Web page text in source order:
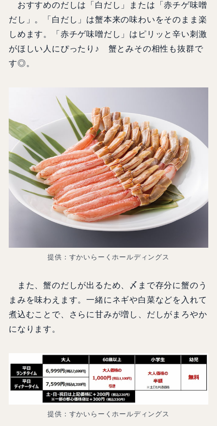
おすすめのだしは「白だし」または「赤チゲ味噌
だし」。「白だし」は蟹本来の味わいをそのまま楽
しめます。「赤チゲ味噌だし」はピリッと辛い刺激
がほしい人にぴったり♪ 蟹とみその相性も抜群で
す◎。
提供：すかいらーくホールディングス
また、蟹のだしが出るため、〆まで存分に蟹のう
まみを味わえます。一緒にネギや白菜などを入れて
煮込むことで、さらに甘みが増し、だしがまろやか
になります。
提供：すかいらーくホールディングス